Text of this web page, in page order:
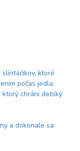
ktoré
počas jedla,
ktorý chráni detský
a dokonale sa